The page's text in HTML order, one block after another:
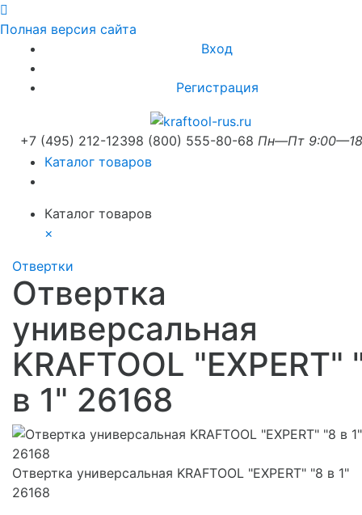
Полная версия сайта
Вход
Регистрация
+7 (495) 212-12398 (800) 555-80-68 Пн—Пт
Каталог товаров
Каталог товаров
×
Отвертки
Отвертка
универсальная
KRAFTOOL "EXPERT"
в 1" 26168
Отвертка универсальная KRAFTOOL "EXPERT" "8 в 1"
26168